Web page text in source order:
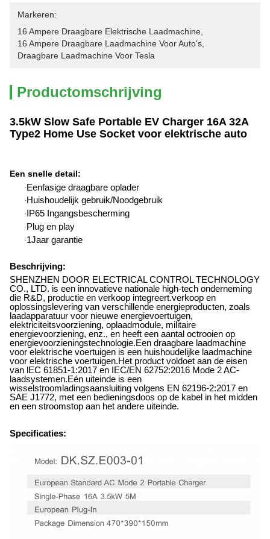
Markeren:
16 Ampere Draagbare Elektrische Laadmachine
16 Ampere Draagbare Laadmachine Voor Auto's
Draagbare Laadmachine Voor Tesla
Productomschrijving
3.5kW Slow Safe Portable EV Charger 16A 32A
Type2 Home Use Socket voor elektrische auto
Een snelle detail:
· Eenfasige draagbare oplader
· Huishoudelijk gebruik/Noodgebruik
· IP65 Ingangsbescherming
·Plug en play
·1Jaar garantie
Beschrijving:
SHENZHEN DOOR ELECTRICAL CONTROL TECHNOLOGY
CO., LTD. is een innovatieve nationale high-tech onderneming
die R&D, productie en verkoop integreert.verkoop en
oplossingslevering van verschillende energieproducten, zoals
laadapparatuur voor nieuwe energievoertuigen,
elektriciteitsvoorziening, oplaadmodule, militaire
energievoorziening, enz., en heeft een aantal octrooien op
energievoorzieningstechnologie.Een draagbare laadmachine
voor elektrische voertuigen is een huishoudelijke laadmachine
voor elektrische voertuigen.Het product voldoet aan de eisen
van lEC 61851-1:2017 en IEC/EN 62752:2016 Mode 2 AC-
laadsystemen.Eén uiteinde is een
wisselstroomladingsaansluiting volgens EN 62196-2:2017 en
SAE J1772, met een bedieningsdoos op de kabel in het midden
en een stroomstop aan het andere uiteinde.
Specificaties: